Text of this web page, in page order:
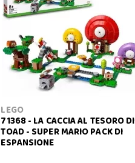
LEGO
71368 - LA CACCIA AL TESORO DI
TOAD - SUPER MARIO PACK DI
ESPANSIONE